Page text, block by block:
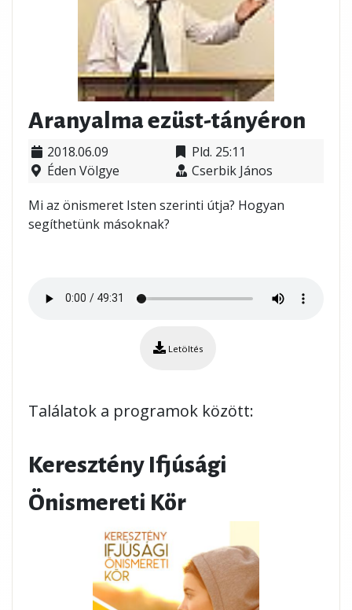
Aranyalma ezüst-tányéron
2018.06.09
Éden Völgye
Pld. 25:11
Cserbik János
Mi az önismeret Isten szerinti útja? Hogyan
segíthetünk másoknak?
Letöltés
Találatok a programok között:
Keresztény Ifjúsági
Önismereti Kör